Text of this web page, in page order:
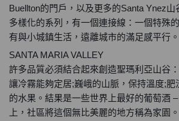
Buellton的門戶，以及更多的Santa Ynez山
多樣化的系列，有一個連接線：一個特殊
有與小城鎮生活，遠離城市的滿足感平行。
SANTA MARIA VALLEY
許多品質必須結合起來創造聖瑪利亞山谷
讓冷霧能夠定居;巍峨的山脈，保持溫度;肥
的水果。結果是一些世界上最好的葡萄酒
上，社區將這個無比美麗的地方稱為家園。